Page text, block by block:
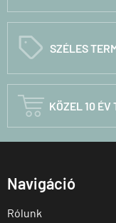
C SZÉLES
 KÖZEL 10 ÉV
Navigáció
Rólunk